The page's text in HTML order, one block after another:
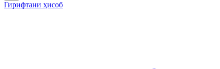
Гирифтани ҳисоб